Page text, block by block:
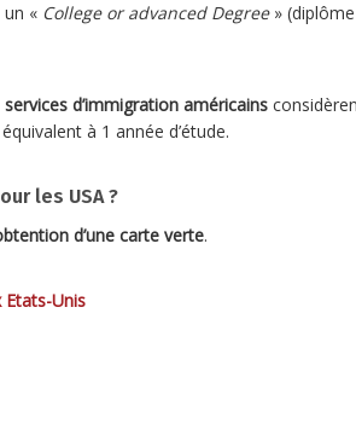
un « College or advanced Degree» (diplôme
services d’immigration américains
à 1 année d’étude.
les USA ?
d’une carte verte.
Etats-Unis